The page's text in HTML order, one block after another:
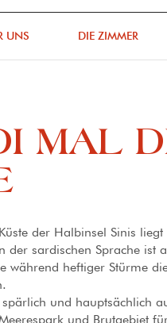
UNS DIE ZIMMER
MAL
der Halbinsel Sinis
der sardischen Sprache ist
während heftiger Stürme
und hauptsächlich
und Brutgebiet